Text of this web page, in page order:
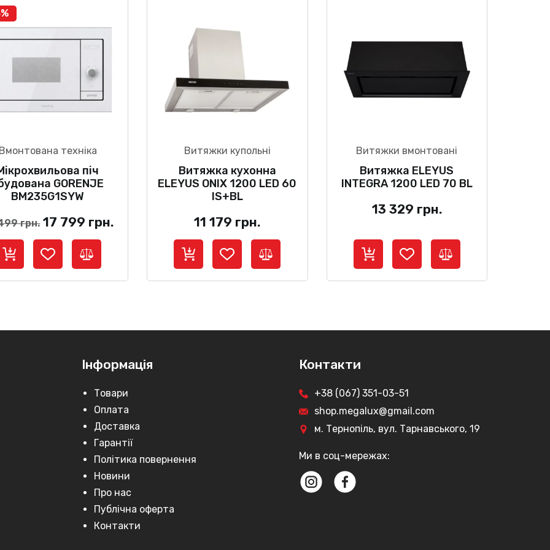
Вмонтована техніка
піч
GORENJE
BM235G1SYW
грн. Оригінальна
ціна:
20
499 грн..
17 799 грн.Поточна
799 грн..
Витяжки купольні
Витяжка кухонна
ELEYUS ONIX 1200 LED 60
IS+BL
11 179 грн.
Витяжки вмонтовані
Витяжка ELEYUS
INTEGRA 1200 LED 70 BL
13 329 грн.
Інформація
Товари
Оплата
Доставка
Гарантії
Політика повернення
Новини
Про нас
Публічна оферта
Контакти
Контакти
+38 (067) 351-03-51
shop.megalux@gmail.com
м. Тернопіль, вул. Тарнавського, 19
Ми в соц-мережах: